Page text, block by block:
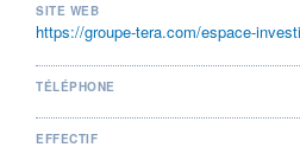
100
VALORISATION
11 MEUR
BAISSE
4,9600
SITE WEB
https://groupe-tera.com/espace-
TÉLÉPHONE
EFFECTIF